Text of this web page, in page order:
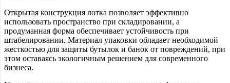
Открытая конструкция лотка позволяет эффективно
использовать пространство при складировании, а
продуманная форма обеспечивает устойчивость при
штабелировании. Материал упаковки обладает необходимой
жесткостью для защиты бутылок и банок от повреждений, при
этом оставаясь экологичным решением для современного
бизнеса.